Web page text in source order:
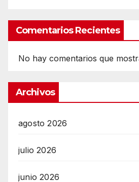
Comentarios Recientes
No hay comentarios que
Archivos
agosto 2026
julio 2026
junio 2026